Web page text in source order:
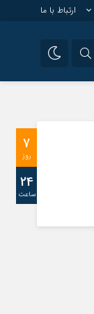
ارتباط با ما
7
روز
24
ساعت